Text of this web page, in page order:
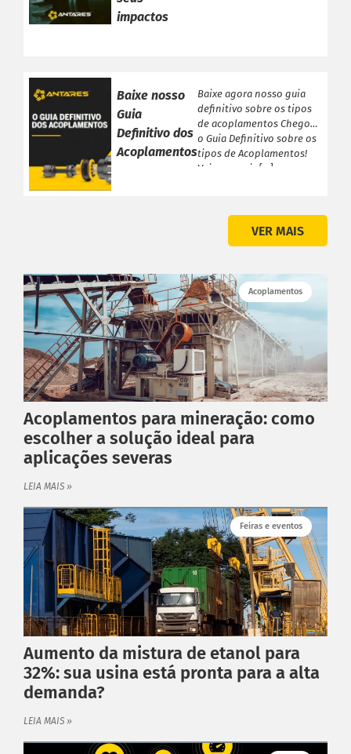
impactos
Baixe nosso
Guia
Definitivo dos
Acoplamentos
Baixe agora nosso guia
definitivo sobre os tipos
de acoplamentos Chegou
o Guia Definitivo sobre os
tipos de Acoplamentos!
Veja a seguir […]
VER MAIS
Acoplamentos
Acoplamentos para mineração: como
escolher a solução ideal para
aplicações severas
LEIA MAIS »
Feiras e eventos
Aumento da mistura de etanol para
32%: sua usina está pronta para a alta
demanda?
LEIA MAIS »
Linha Completa
Acoplamentos Flexíveis
Acoplamentos Elásticos
Acoplamentos de Engrenagens
Acoplamento de Lâminas
Dimensione seu acoplamento
Central de Downloads
INSTITUCIONAL
Distribuidores
Orçamento
Empresa
Blog
Fale Conosco
Política de Privacidade
ATENDIMENTO
Fale conosco
Trabalhe Conosco